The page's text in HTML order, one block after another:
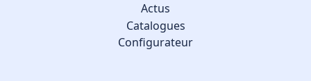
Actus
Catalogues
Configurateur